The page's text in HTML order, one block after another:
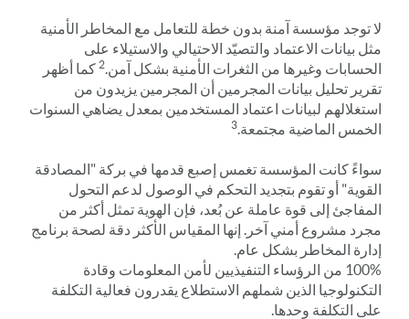
لا توجد مؤسسة آمنة بدون خطة للتعامل مع المخاطر الأمنية
مثل بيانات الاعتماد والتصيّد الاحتيالي والاستيلاء على
الحسابات وغيرها من الثغرات الأمنية بشكل آمن. 2 كما أظهر
تقرير تحليل بيانات المجرمين أن المجرمين يزيدون من
استغلالهم لبيانات اعتماد المستخدمين بمعدل يضاهي السنوات
الخمس الماضية مجتمعة. 3
سواءً كانت المؤسسة تغمس إصبع قدمها في بركة "المصادقة
القوية" أو تقوم بتجديد التحكم في الوصول لدعم التحول
المفاجئ إلى قوة عاملة عن بُعد، فإن الهوية تمثل أكثر من
مجرد مشروع أمني آخر. إنها المقياس الأكثر دقة لصحة برنامج
إدارة المخاطر بشكل عام.
100% من الرؤساء التنفيذيين لأمن المعلومات وقادة
التكنولوجيا الذين شملهم الاستطلاع يقدرون فعالية التكلفة
على التكلفة وحدها.